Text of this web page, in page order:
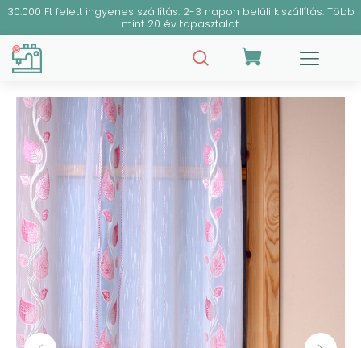
30.000 Ft felett ingyenes szállítás. 2-3 napon belüli kiszállítás. Több
mint 20 év tapasztalat.